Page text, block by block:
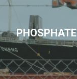
PHOSPHATE